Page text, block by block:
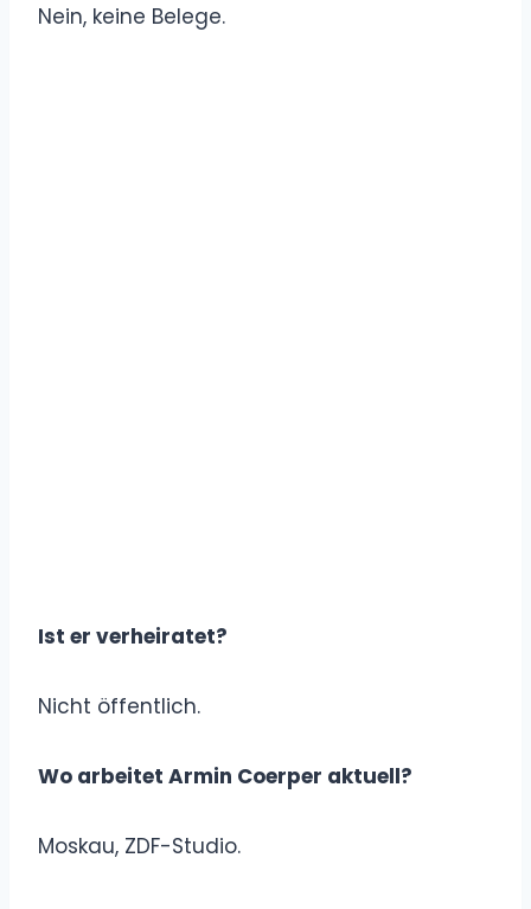
Nein, keine Belege.
Ist er verheiratet?
Nicht öffentlich.
Wo arbeitet Armin Coerper aktuell?
Moskau, ZDF-Studio.